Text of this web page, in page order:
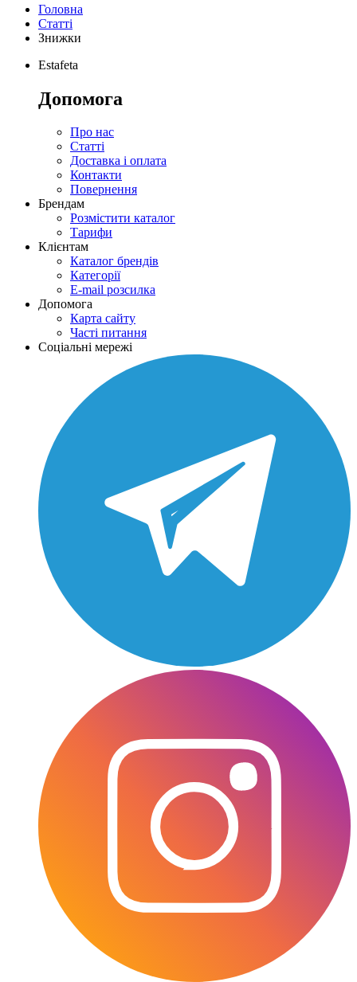
Головна
Статті
Знижки
Estafeta
Допомога
Про нас
Статті
Доставка і оплата
Контакти
Повернення
Брендам
Розмістити каталог
Тарифи
Клієнтам
Каталог брендів
Категорії
E-mail розсилка
Допомога
Карта сайту
Часті питання
Соціальні мережі